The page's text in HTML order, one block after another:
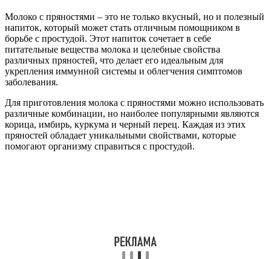
Молоко с пряностями – это не только вкусный, но и полезный
напиток, который может стать отличным помощником в
борьбе с простудой. Этот напиток сочетает в себе
питательные вещества молока и целебные свойства
различных пряностей, что делает его идеальным для
укрепления иммунной системы и облегчения симптомов
заболевания.
Для приготовления молока с пряностями можно использовать
различные комбинации, но наиболее популярными являются
корица, имбирь, куркума и черный перец. Каждая из этих
пряностей обладает уникальными свойствами, которые
помогают организму справиться с простудой.